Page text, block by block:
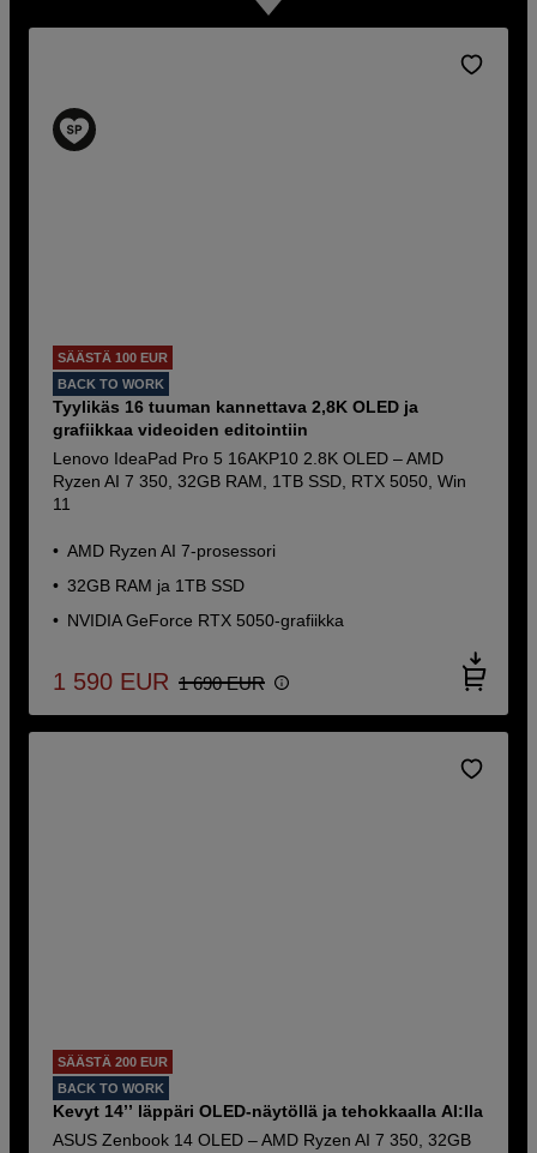
SÄÄSTÄ 100 EUR
BACK TO WORK
Tyylikäs 16 tuuman kannettava 2,8K OLED ja
grafiikkaa videoiden editointiin
Lenovo IdeaPad Pro 5 16AKP10 2.8K OLED – AMD
Ryzen AI 7 350, 32GB RAM, 1TB SSD, RTX 5050, Win
11
AMD Ryzen AI 7-prosessori
32GB RAM ja 1TB SSD
NVIDIA GeForce RTX 5050-grafiikka
1 590 EUR 1 690 EUR
SÄÄSTÄ 200 EUR
BACK TO WORK
Kevyt 14’’ läppäri OLED-näytöllä ja tehokkaalla AI:lla
ASUS Zenbook 14 OLED – AMD Ryzen AI 7 350, 32GB